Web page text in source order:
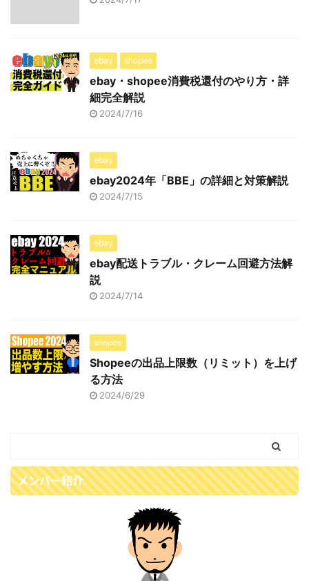
ebay shopee
ebay・shopee消費税還付のやり方・詳
細完全解説
2024/7/16
ebay
ebay2024年「BBE」の詳細と対策解説
2024/7/15
ebay
ebay配送トラブル・クレーム回避方法解
説
2024/7/14
shopee
Shopeeの出品上限数（リミット）を上げ
る方法
2024/6/29
メンバー紹介